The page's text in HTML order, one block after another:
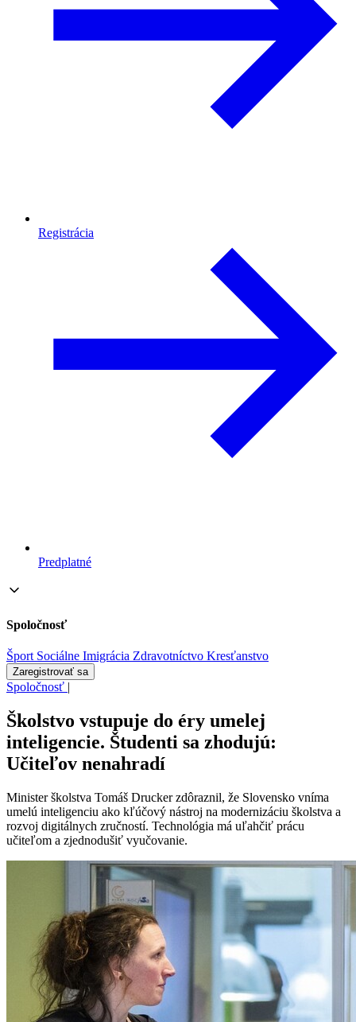
Registrácia
Predplatné
Spoločnosť
Šport Sociálne Imigrácia Zdravotníctvo Kresťanstvo
Zaregistrovať sa
Spoločnosť |
Školstvo vstupuje do éry umelej
inteligencie. Študenti sa zhodujú:
Učiteľov nenahradí
Minister školstva Tomáš Drucker zdôraznil, že Slovensko vníma
umelú inteligenciu ako kľúčový nástroj na modernizáciu školstva a
rozvoj digitálnych zručností. Technológia má uľahčiť prácu
učiteľom a zjednodušiť vyučovanie.